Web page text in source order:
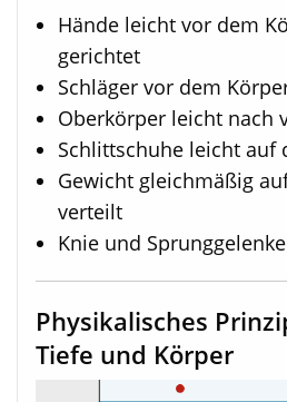
Hände leicht vor dem
gerichtet
Schläger vor dem
Oberkörper leicht nach
Schlittschuhe leicht auf
Gewicht gleichmäßig
verteilt
Knie und
Physikalisches
Tiefe und Körper